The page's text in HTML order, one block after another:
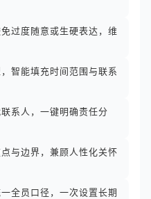
过度随意或生硬表达，维
智能填充时间范围与联系
系人，一键明确责任分
与边界，兼顾人性化关怀
全员口径，一次设置长期